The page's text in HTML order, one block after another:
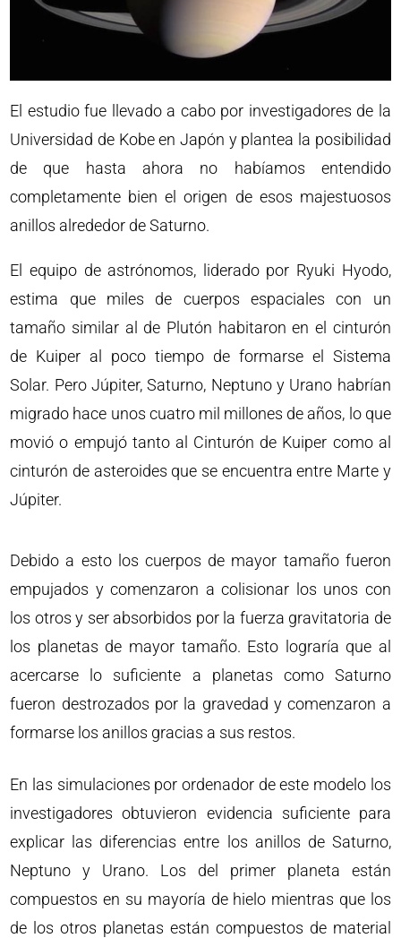
El estudio fue llevado a cabo por investigadores de la
Universidad de Kobe en Japón y plantea la posibilidad
de que hasta ahora no habíamos entendido
completamente bien el origen de esos majestuosos
anillos alrededor de Saturno.
El equipo de astrónomos, liderado por Ryuki Hyodo,
estima que miles de cuerpos espaciales con un
tamaño similar al de Plutón habitaron en el cinturón
de Kuiper al poco tiempo de formarse el Sistema
Solar. Pero Júpiter, Saturno, Neptuno y Urano habrían
migrado hace unos cuatro mil millones de años, lo que
movió o empujó tanto al Cinturón de Kuiper como al
cinturón de asteroides que se encuentra entre Marte y
Júpiter.
Debido a esto los cuerpos de mayor tamaño fueron
empujados y comenzaron a colisionar los unos con
los otros y ser absorbidos por la fuerza gravitatoria de
los planetas de mayor tamaño. Esto lograría que al
acercarse lo suficiente a planetas como Saturno
fueron destrozados por la gravedad y comenzaron a
formarse los anillos gracias a sus restos.
En las simulaciones por ordenador de este modelo los
investigadores obtuvieron evidencia suficiente para
explicar las diferencias entre los anillos de Saturno,
Neptuno y Urano. Los del primer planeta están
compuestos en su mayoría de hielo mientras que los
de los otros planetas están compuestos de material